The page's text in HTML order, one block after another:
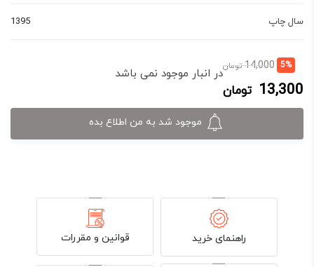
سال چاپ 1395
5%
14,000 تومانقیمت
اصلی:
13,300 تومان
قیمت
فعلی:
13,300 تومان.
در انبار موجود نمی باشد
موجود شد به من اطلاع بده
راهنمای خرید قوانین و مقررات